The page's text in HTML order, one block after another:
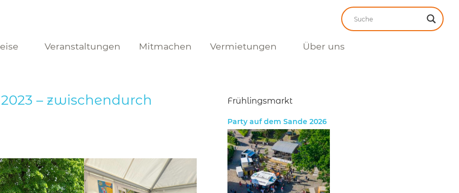
Veranstaltungen Mitmachen Vermietungen Über uns
– zwischendurch Frühlingsmarkt
Party auf dem Sande 2026